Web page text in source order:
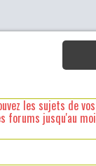
les sujets de
forums jusqu'au